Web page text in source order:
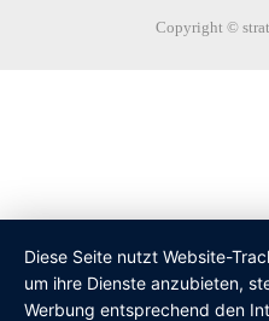
Copyright ©
Diese Seite nutzt Website-
um ihre Dienste anzubieten,
Werbung entsprechend den